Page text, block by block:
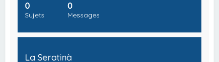
0
Sujets
0
Messages
La Seratinà